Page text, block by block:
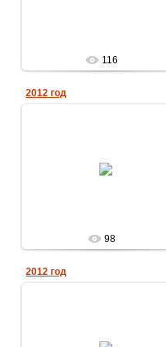
116
2012 год
98
2012 год